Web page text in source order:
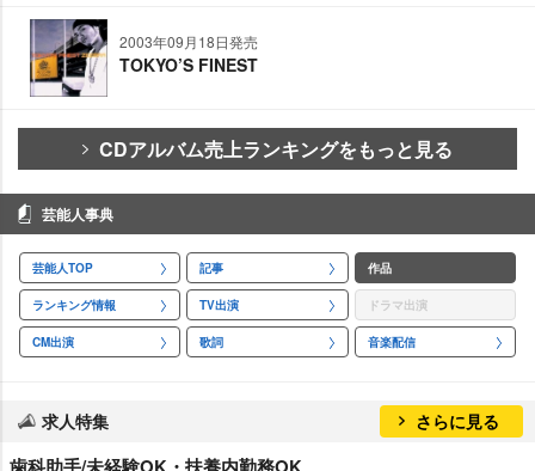
2003年09月18日発売
TOKYO’S FINEST
CDアルバム売上ランキングをもっと見る
芸能人事典
芸能人TOP 記事 作品
ランキング情報 TV出演 ドラマ出演
CM出演 歌詞 音楽配信
求人特集 さらに見る